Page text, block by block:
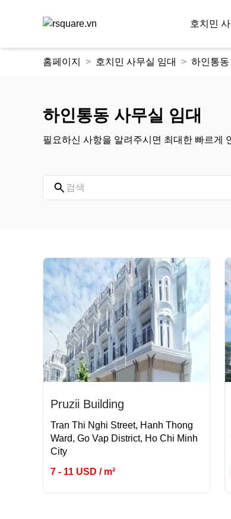
호치민
홈페이지 호치민 사무실 임대 하인통동
하인통동 사무실 임대
필요하신 사항을 알려주시면 최대한 빠르게
Pruzii Building
Tran Thi Nghi Street, Hanh Thong
Ward, Go Vap District, Ho Chi Minh
City
7 - 11 USD / m²